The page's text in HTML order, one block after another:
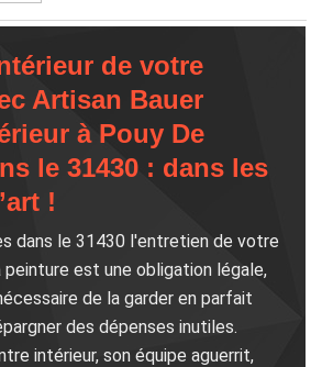
de votre
Artisan Bauer
à Pouy De
le 31430 : dans les
!
dans le 31430 l'entretien de votre
est une obligation légale,
de la garder en parfait
des dépenses inutiles.
intérieur, son équipe aguerrit,